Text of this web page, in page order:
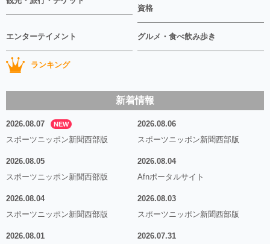
資格
エンターテイメント グルメ・食べ飲み歩き
ランキング
新着情報
2026.08.07 NEW
スポーツニッポン新聞西部版
2026.08.06
スポーツニッポン新聞西部版
2026.08.05
スポーツニッポン新聞西部版
2026.08.04
Afnポータルサイト
2026.08.04
スポーツニッポン新聞西部版
2026.08.03
スポーツニッポン新聞西部版
2026.08.01
2026.07.31